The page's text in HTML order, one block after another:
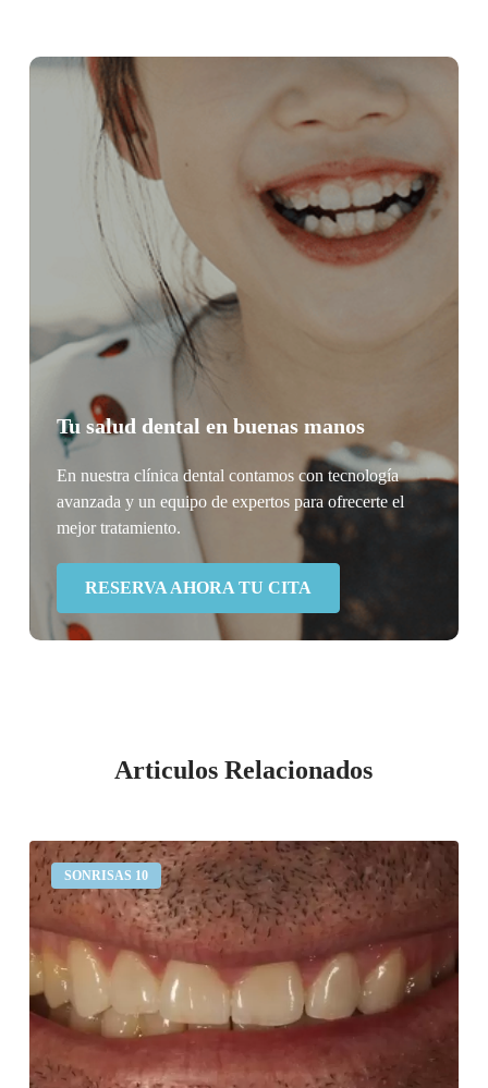
Tu salud dental en buenas manos
En nuestra clínica dental contamos con tecnología
avanzada y un equipo de expertos para ofrecerte el
mejor tratamiento.
RESERVA AHORA TU CITA
Articulos Relacionados
SONRISAS 10
Desgaste
dental